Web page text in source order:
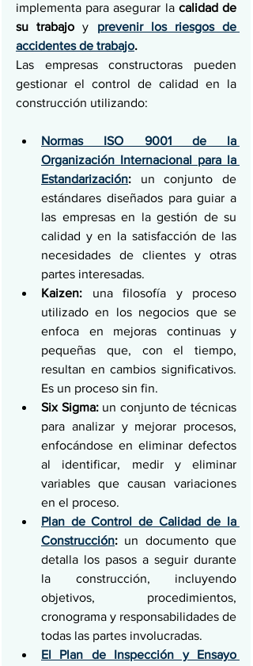
implementa para asegurar la calidad de
su trabajo y prevenir los riesgos de
accidentes de trabajo.
Las empresas constructoras pueden
gestionar el control de calidad en la
construcción utilizando:
Normas ISO 9001 de la
Organización Internacional para la
Estandarización: un conjunto de
estándares diseñados para guiar a
las empresas en la gestión de su
calidad y en la satisfacción de las
necesidades de clientes y otras
partes interesadas.
Kaizen: una filosofía y proceso
utilizado en los negocios que se
enfoca en mejoras continuas y
pequeñas que, con el tiempo,
resultan en cambios significativos.
Es un proceso sin fin.
Six Sigma: un conjunto de técnicas
para analizar y mejorar procesos,
enfocándose en eliminar defectos
al identificar, medir y eliminar
variables que causan variaciones
en el proceso.
Plan de Control de Calidad de la
Construcción: un documento que
detalla los pasos a seguir durante
la construcción, incluyendo
objetivos, procedimientos,
cronograma y responsabilidades de
todas las partes involucradas.
El Plan de Inspección y Ensayo